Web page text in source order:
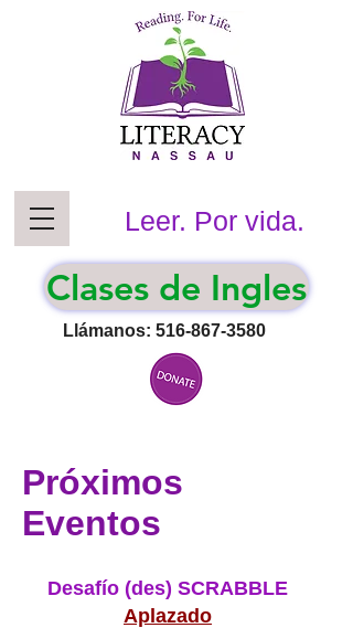
Llámanos: 516-867-3580
Leer. Por vida.
Clases de Ingles
Próximos
Eventos
Desafío (des) SCRABBLE
Aplazado